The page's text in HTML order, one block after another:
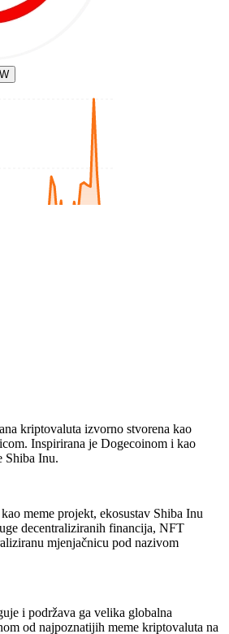
kriptovaluta izvorno stvorena kao
Inspirirana je Dogecoinom i kao
Shiba Inu.
meme projekt, ekosustav Shiba Inu
decentraliziranih financija, NFT
mjenjačnicu pod nazivom
i podržava ga velika globalna
od najpoznatijih meme kriptovaluta na